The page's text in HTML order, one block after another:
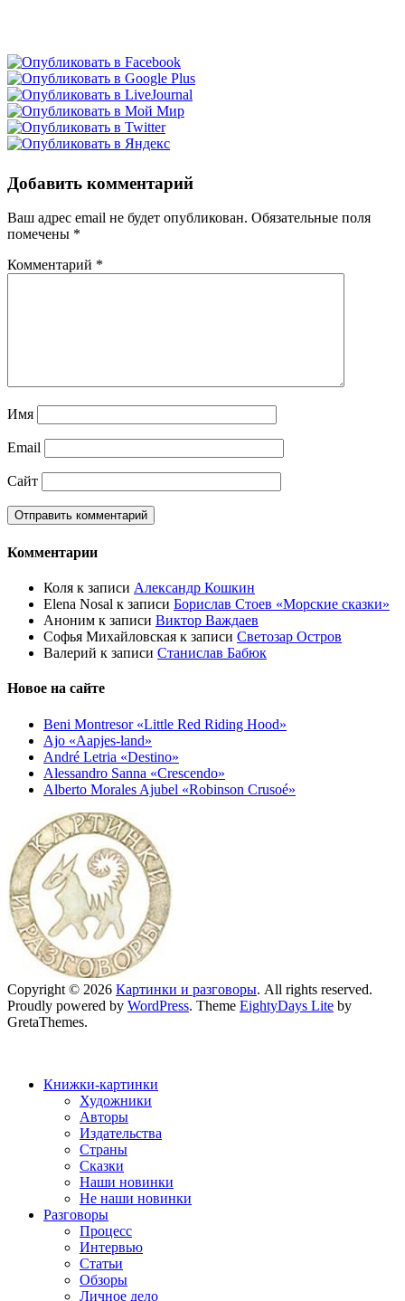
Добавить комментарий
Ваш адрес email не будет опубликован. Обязательные поля
помечены *
Комментарий *
Имя
Email
Сайт
Комментарии
Коля к записи Александр Кошкин
Elena Nosal к записи Борислав Стоев «Морские сказки»
Аноним к записи Виктор Важдаев
Софья Михайловская к записи Светозар Остров
Валерий к записи Станислав Бабюк
Новое на сайте
Beni Montresor «Little Red Riding Hood»
Ajo «Aapjes-land»
André Letria «Destino»
Alessandro Sanna «Crescendo»
Alberto Morales Ajubel «Robinson Crusoé»
Copyright © 2026 Картинки и разговоры. All rights reserved.
Proudly powered by WordPress. Theme EightyDays Lite by
GretaThemes.
Книжки-картинки
Художники
Авторы
Издательства
Страны
Сказки
Наши новинки
Не наши новинки
Разговоры
Процесс
Интервью
Статьи
Обзоры
Личное дело